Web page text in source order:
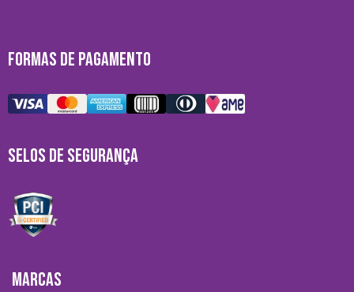
FORMAS DE PAGAMENTO
SELOS DE SEGURANÇA
MARCAS